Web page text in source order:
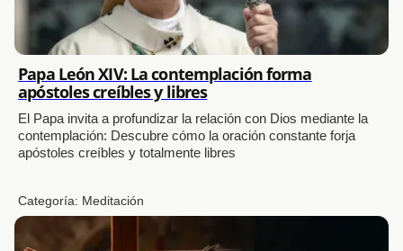
Papa León XIV: La contemplación forma
apóstoles creíbles y libres
El Papa invita a profundizar la relación con Dios mediante la
contemplación: Descubre cómo la oración constante forja
apóstoles creíbles y totalmente libres
Categoría: Meditación